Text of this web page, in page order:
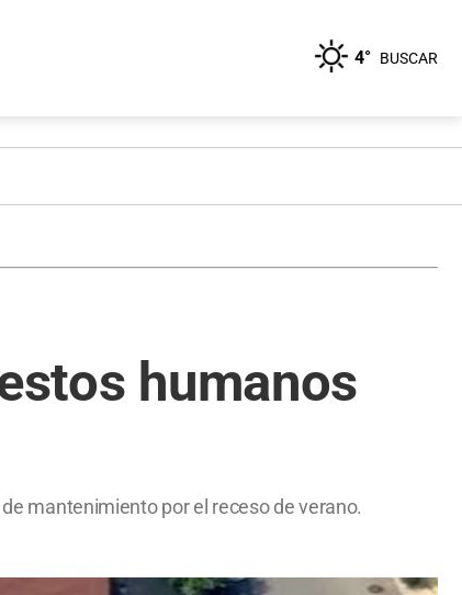
4° BUSCAR
humanos
mantenimiento por el receso de verano.